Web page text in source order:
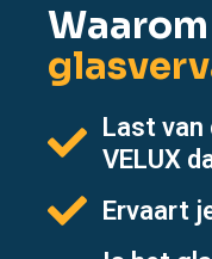
Waarom
Last van
VELUX
Ervaart